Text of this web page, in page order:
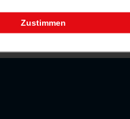
Zustimmen